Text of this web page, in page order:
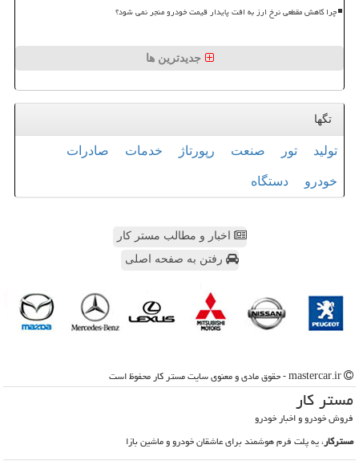
چرا کاهش مقطعی نرخ ارز به افت پایدار قیمت خودرو منجر نمی شود؟
جدیدترین ها
تگها
تولید تور صنعت رپورتاژ خدمات صادرات
خودرو دستگاه
اخبار و مطالب مستر کار
رفتن به صفحه اصلی
مستر كار
فروش خودرو و اخبار خودرو
مسترکار، یه پلت فرم هوشمند برای عاشقان خودرو و ماشین بازا